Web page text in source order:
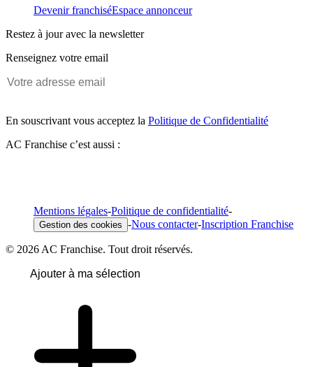
Devenir franchiséEspace annonceur
Restez à jour avec la newsletter
Renseignez votre email
En souscrivant vous acceptez la Politique de Confidentialité
AC Franchise c’est aussi :
Mentions légales-Politique de confidentialité-
Gestion des cookies -Nous contacter-Inscription Franchise
© 2026 AC Franchise. Tout droit réservés.
Ajouter à ma sélection